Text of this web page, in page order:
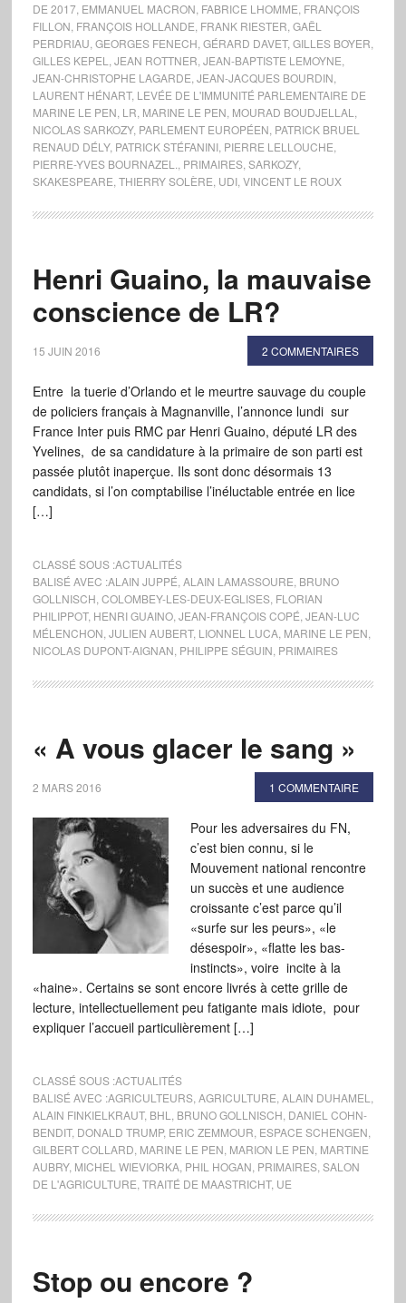
DE 2017, EMMANUEL MACRON FABRICE LHOMME FRANÇOIS
FILLON FRANÇOIS HOLLANDE FRANK RIESTER GAËL
PERDRIAU GEORGES FENECH GÉRARD DAVET, GILLES BOYER
GILLES KEPEL
JEAN ROTTNER JEAN-BAPTISTE LEMOYNE
JEAN-CHRISTOPHE LAGARDE JEAN-JACQUES BOURDIN
LAURENT HÉNART, LEVÉE DE L'IMMUNITÉ PARLEMENTAIRE DE
MARINE LE PEN LR MARINE LE PEN MOURAD BOUDJELLAL
NICOLAS SARKOZY, PARLEMENT EUROPÉEN PATRICK BRUEL
RENAUD DÉLY, PATRICK STÉFANINI, PIERRE LELLOUCHE
PIERRE-YVES BOURNAZEL.
PRIMAIRES, SARKOZY,
SKAKESPEARE THIERRY SOLÈRE UDI, VINCENT LE ROUX
Henri Guaino, la mauvaise
conscience de LR?
15 JUIN 2016 2 COMMENTAIRES
Entre la tuerie d’Orlando et le meurtre sauvage du couple
de policiers français à Magnanville, l’annonce lundi sur
France Inter puis RMC par Henri Guaino, député LR des
Yvelines, de sa candidature à la primaire de son parti est
passée plutôt inaperçue. Ils sont donc désormais 13
candidats, si l’on comptabilise l’inéluctable entrée en lice
[…]
CLASSÉ SOUS :ACTUALITÉS
BALISÉ AVEC :ALAIN JUPPÉ ALAIN LAMASSOURE BRUNO
GOLLNISCH COLOMBEY-LES-DEUX-EGLISES, FLORIAN
PHILIPPOT, HENRI GUAINO, JEAN-FRANÇOIS COPÉ JEAN-LUC
MÉLENCHON JULIEN AUBERT, LIONNEL LUCA, MARINE LE PEN
NICOLAS DUPONT-AIGNAN PHILIPPE SÉGUIN PRIMAIRES
« A vous glacer le sang »
2 MARS 2016 1 COMMENTAIRE
Pour les adversaires du FN,
c’est bien connu, si le
Mouvement national rencontre
un succès et une audience
croissante c’est parce qu’il
«surfe sur les peurs», «le
désespoir», «flatte les bas-
instincts», voire incite à la
«haine». Certains se sont encore livrés à cette grille de
lecture, intellectuellement peu fatigante mais idiote, pour
expliquer l’accueil particulièrement […]
CLASSÉ SOUS :ACTUALITÉS
BALISÉ AVEC :AGRICULTEURS, AGRICULTURE ALAIN DUHAMEL
ALAIN FINKIELKRAUT, BHL BRUNO GOLLNISCH DANIEL COHN-
BENDIT, DONALD TRUMP, ERIC ZEMMOUR ESPACE SCHENGEN
GILBERT COLLARD MARINE LE PEN MARION LE PEN MARTINE
AUBRY, MICHEL WIEVIORKA, PHIL HOGAN PRIMAIRES, SALON
DE L'AGRICULTURE TRAITÉ DE MAASTRICHT, UE
Stop ou encore ?